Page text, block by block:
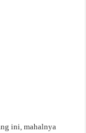
ini, mahalnya